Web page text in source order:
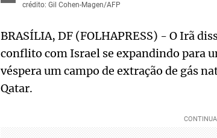
crédito: Gil Cohen-Magen/AFP
BRASÍLIA, DF (FOLHAPRESS) - O Irã
conflito com Israel se expandindo para
véspera um campo de extração de gás
Qatar.